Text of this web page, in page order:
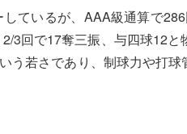
ているが、AAA級通算で
3回で17奪三振、与四球12
う若さであり、制球力や打